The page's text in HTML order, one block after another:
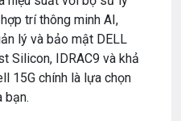
trí thông minh AI,
lý và bảo mật DELL
Silicon, IDRAC9 và khả
15G chính là lựa chọn
bạn.